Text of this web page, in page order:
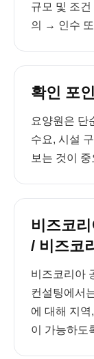
규모 및 조
의 → 인수
확인 포
요양원은 단
수요, 시설
보는 것이
비즈코
/ 비즈코
비즈코리아
컨설팅에서
에 대해 지
이 가능하도